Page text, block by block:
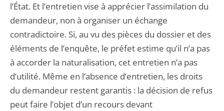
l’État. Et l’entretien vise à apprécier l’assimilation du
demandeur, non à organiser un échange
contradictoire. Si, au vu des pièces du dossier et des
éléments de l’enquête, le préfet estime qu’il n’a pas
à accorder la naturalisation, cet entretien n’a pas
d’utilité. Même en l’absence d’entretien, les droits
du demandeur restent garantis : la décision de refus
peut faire l’objet d’un recours devant